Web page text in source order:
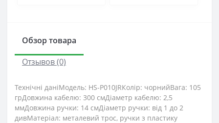
Обзор товара
Отзывов (0)
Технічні даніМодель: HS-P010JRКолір: чорнийВага: 105
грДовжина кабелю: 300 смДіаметр кабелю: 2,5
ммДовжина ручки: 14 смДіаметр ручки: від 1 до 2
дивМатеріал: металевий трос, ручки з пластику